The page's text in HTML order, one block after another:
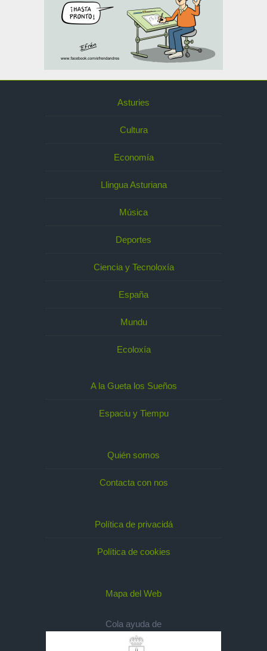
Asturies
Cultura
Economía
Llingua Asturiana
Música
Deportes
Ciencia y Tecnoloxía
España
Mundu
Ecoloxía
A la Gueta los Sueños
Espaciu y Tiempu
Quién somos
Contacta con nos
Política de privacidá
Política de cookies
Mapa del Web
Cola ayuda de